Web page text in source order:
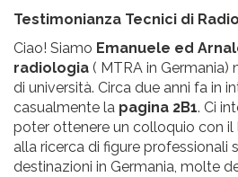
Testimonianza Tecnici di
Ciao! Siamo Emanuele ed
radiologia ( MTRA in Germania)
di università. Circa due anni fa in
casualmente la pagina 2B1. Ci
poter ottenere un colloquio con
alla ricerca di figure professionali
destinazioni in Germania, molte